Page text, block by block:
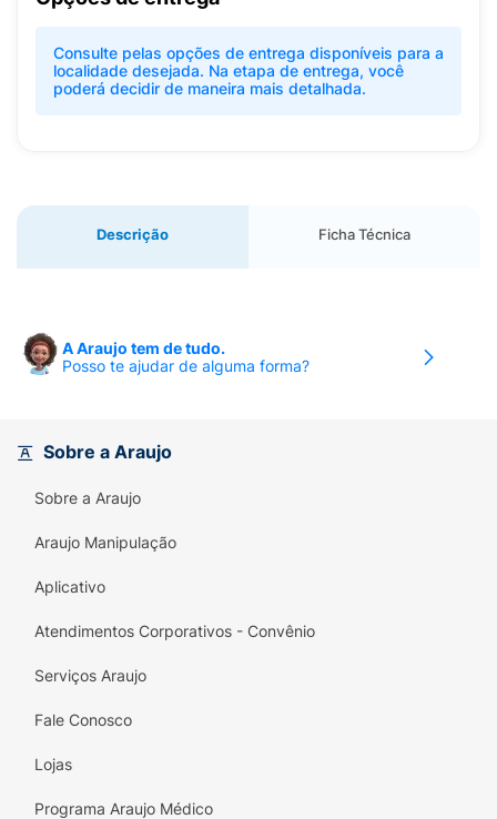
Consulte pelas opções de entrega disponíveis para a
localidade desejada. Na etapa de entrega, você
poderá decidir de maneira mais detalhada.
Descrição Ficha Técnica
A Araujo tem de tudo.
Posso te ajudar de alguma forma?
Sobre a Araujo
Sobre a Araujo
Araujo Manipulação
Aplicativo
Atendimentos Corporativos - Convênio
Serviços Araujo
Fale Conosco
Lojas
Programa Araujo Médico